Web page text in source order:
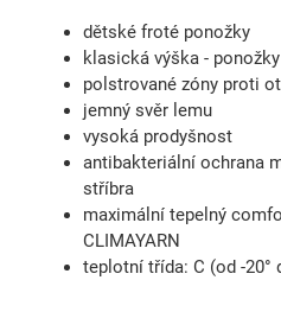
dětské froté ponožky
klasická výška -
polstrované zóny proti
jemný svěr lemu
vysoká prodyšnost
antibakteriální ochrana
stříbra
maximální tepelný
CLIMAYARN
teplotní třída: C (od -20°